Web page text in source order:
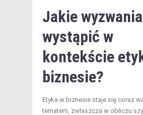
Jakie
wystąpić w
kontekście
biznesie?
Etyka w biznesie staje się coraz
tematem, zwłaszcza w obliczu